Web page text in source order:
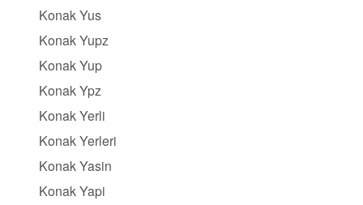
Konak Yus
Konak Yupz
Konak Yup
Konak Ypz
Konak Yerli
Konak Yerleri
Konak Yasin
Konak Yapi